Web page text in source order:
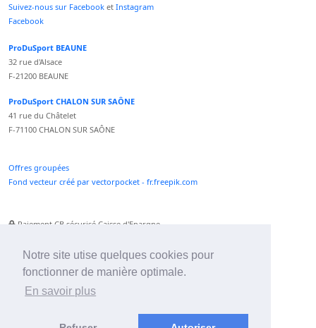
Notre site utise quelques cookies pour
fonctionner de manière optimale.
En savoir plus
Suivez-nous sur Facebook et Instagram
Facebook
ProDuSport BEAUNE
32 rue d'Alsace
F-21200 BEAUNE
ProDuSport CHALON SUR SAÔNE
41 rue du Châtelet
F-71100 CHALON SUR SAÔNE
Offres groupées
Fond vecteur créé par vectorpocket - fr.freepik.com
Paiement CB sécurisé Caisse d'Epargne
Paiement Paypal accepté